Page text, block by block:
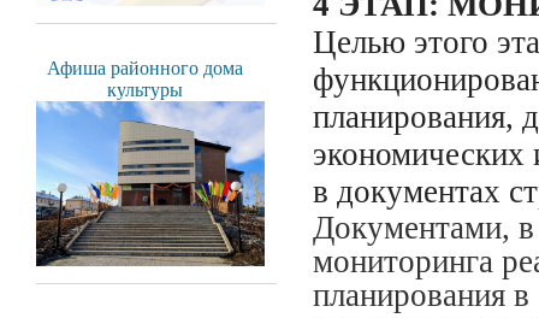
Афиша районного дома
культуры
Целью этого
планирования,
экономических
в документах
Документами, в
мониторинга
планирования